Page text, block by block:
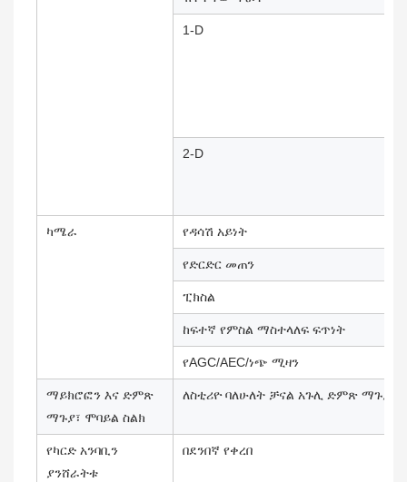
1-D
2-D
ካሜራ የዳሳሽ አይነት
የድርድር መጠን
ፒክስል
ከፍተኛ የምስል ማስተላለፍ ፍጥነት
የAGC/AEC/ነጭ ሚዛን
ማይክሮፎን እና ድምጽ
ማጉያ፣ ሞባይል ስልክ
ለስቲሪዮ ባለሁለት ቻናል አጉሊ ድምጽ
የካርድ አንባቢን
ያንሸራትቱ
በደንበኛ የቀረበ